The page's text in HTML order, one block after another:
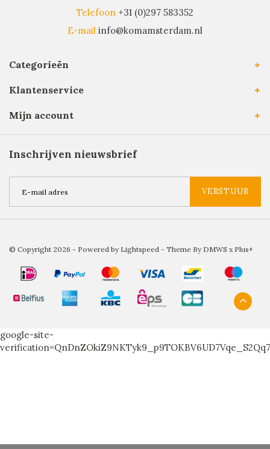
Telefoon +31 (0)297 583352
E-mail info@komamsterdam.nl
Categorieën
Klantenservice
Mijn account
Inschrijven nieuwsbrief
VERSTUUR
© Copyright 2026 - Powered by Lightspeed - Theme By DMWS x Plus+
google-site-